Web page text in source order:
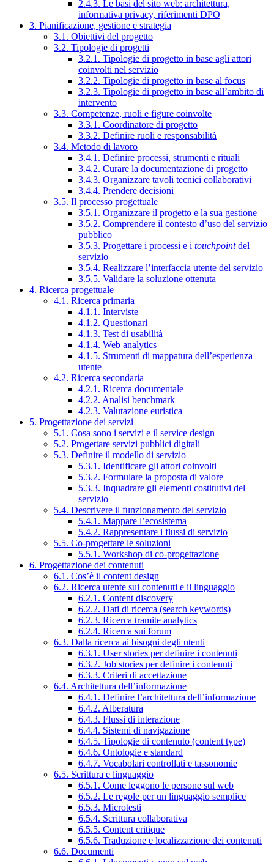
2.4.3. Le basi del sito web: architettura,
informativa privacy, riferimenti DPO
3. Pianificazione, gestione e strategia
3.1. Obiettivi del progetto
3.2. Tipologie di progetti
3.2.1. Tipologie di progetto in base agli attori
coinvolti nel servizio
3.2.2. Tipologie di progetto in base al focus
3.2.3. Tipologie di progetto in base all’ambito di
intervento
3.3. Competenze, ruoli e figure coinvolte
3.3.1. Coordinatore di progetto
3.3.2. Definire ruoli e responsabilità
3.4. Metodo di lavoro
3.4.1. Definire processi, strumenti e rituali
3.4.2. Curare la documentazione di progetto
3.4.3. Organizzare tavoli tecnici collaborativi
3.4.4. Prendere decisioni
3.5. Il processo progettuale
3.5.1. Organizzare il progetto e la sua gestione
3.5.2. Comprendere il contesto d’uso del servizio
pubblico
3.5.3. Progettare i processi e i touchpointdel
servizio
3.5.4. Realizzare l’interfaccia utente del servizio
3.5.5. Validare la soluzione ottenuta
4. Ricerca progettuale
4.1. Ricerca primaria
4.1.1. Interviste
4.1.2. Questionari
4.1.3. Test di usabilità
4.1.4. Web analytics
4.1.5. Strumenti di mappatura dell’esperienza
utente
4.2. Ricerca secondaria
4.2.1. Ricerca documentale
4.2.2. Analisi benchmark
4.2.3. Valutazione euristica
5. Progettazione dei servizi
5.1. Cosa sono i servizi e il service design
5.2. Progettare servizi pubblici digitali
5.3. Definire il modello di servizio
5.3.1. Identificare gli attori coinvolti
5.3.2. Formulare la proposta di valore
5.3.3. Inquadrare gli elementi costitutivi del
servizio
5.4. Descrivere il funzionamento del servizio
5.4.1. Mappare l’ecosistema
5.4.2. Rappresentare i flussi di servizio
5.5. Co-progettare le soluzioni
5.5.1. Workshop di co-progettazione
6. Progettazione dei contenuti
6.1. Cos’è il content design
6.2. Ricerca utente sui contenuti e il linguaggio
6.2.1. Content discovery
6.2.2. Dati di ricerca (search keywords)
6.2.3. Ricerca tramite analytics
6.2.4. Ricerca sui forum
6.3. Dalla ricerca ai bisogni degli utenti
6.3.1. User stories per definire i contenuti
6.3.2. Job stories per definire i contenuti
6.3.3. Criteri di accettazione
6.4. Architettura dell’informazione
6.4.1. Definire l’architettura dell’informazione
6.4.2. Alberatura
6.4.3. Flussi di interazione
6.4.4. Sistemi di navigazione
6.4.5. Tipologie di contenuto (content type)
6.4.6. Ontologie e standard
6.4.7. Vocabolari controllati e tassonomie
6.5. Scrittura e linguaggio
6.5.1. Come leggono le persone sul web
6.5.2. Le regole per un linguaggio semplice
6.5.3. Microtesti
6.5.4. Scrittura collaborativa
6.5.5. Content critique
6.5.6. Traduzione e localizzazione dei contenuti
6.6. Documenti